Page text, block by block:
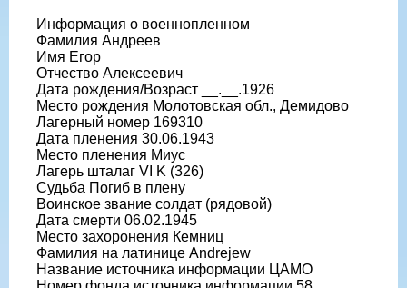
Информация о военнопленном
Фамилия Андреев
Имя Егор
Отчество Алексеевич
Дата рождения/Возраст __.__.1926
Место рождения Молотовская обл., Демидово
Лагерный номер 169310
Дата пленения 30.06.1943
Место пленения Миус
Лагерь шталаг VI K (326)
Судьба Погиб в плену
Воинское звание солдат (рядовой)
Дата смерти 06.02.1945
Место захоронения Кемниц
Фамилия на латинице Andrejew
Название источника информации ЦАМО